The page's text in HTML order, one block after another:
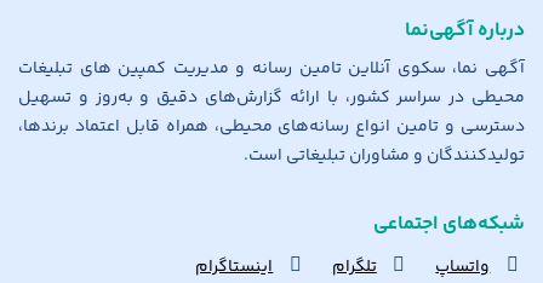
درباره آگهی‌نما
آگهی نما، سکوی آنلاین تامین رسانه و مدیریت کمپین های تبلیغات
محیطی در سراسر کشور، با ارائه گزارش‌های دقیق و به‌روز و تسهیل
دسترسی و تامین انواع رسانه‌های محیطی، همراه قابل اعتماد برندها،
تولیدکنندگان و مشاوران تبلیغاتی است.
شبکه‌های اجتماعی
واتساپ تلگرام اینستاگرام